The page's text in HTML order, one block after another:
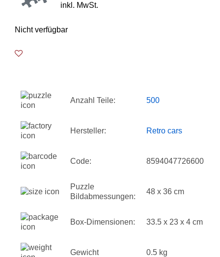
inkl. MwSt.
Nicht verfügbar
Anzahl Teile: 500
Hersteller: Retro cars
Code: 8594047726600
Puzzle
Bildabmessungen:
48 x 36 cm
Box-Dimensionen: 33.5 x 23 x 4 cm
Gewicht 0.5 kg